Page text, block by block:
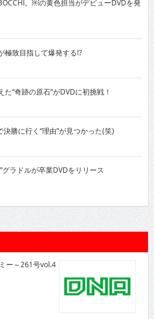
。￼の黄色担当がデビューDVDを発
致目指して爆発する!?
“奇跡の原石”がDVDに初挑戦！
勝に行く“理由”が見つかった(笑)
ラドルが卒業DVDをリリース
ー～261号vol.4